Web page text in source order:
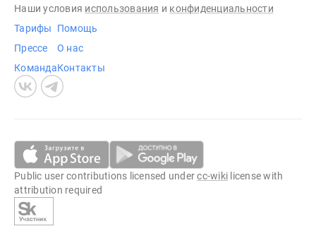
Наши условия использования и конфиденциальности
Тарифы
Прессе
Команда
Помощь
О нас
Контакты
Public user contributions licensed undercc-wiki license with
attribution required